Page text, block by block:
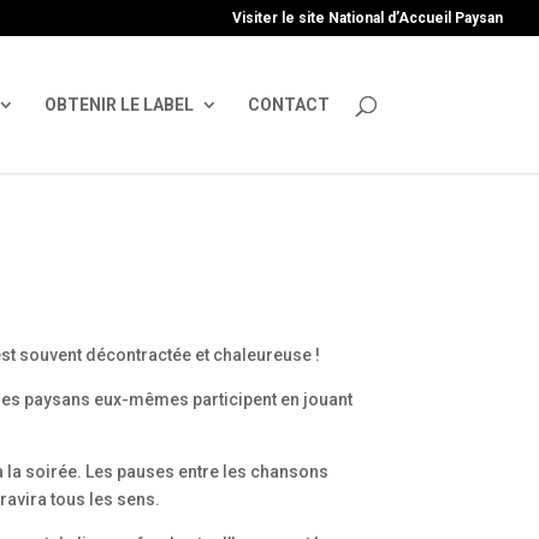
Visiter le site National d’Accueil Paysan
OBTENIR LE LABEL CONTACT
souvent décontractée et chaleureuse !
paysans eux-mêmes participent en jouant
soirée. Les pauses entre les chansons
tous les sens.